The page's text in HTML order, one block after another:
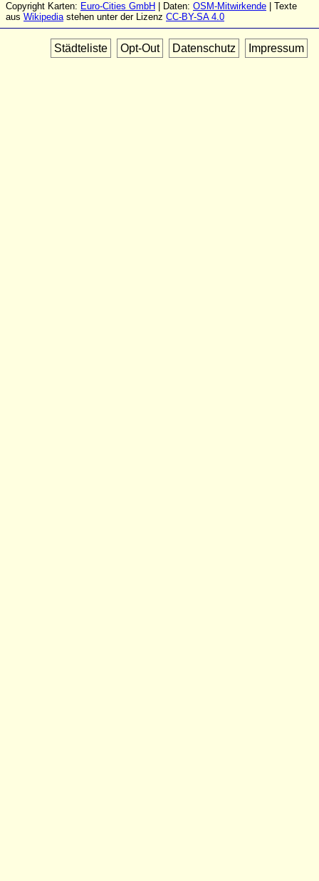
Copyright Karten: Euro-Cities GmbH | Daten: OSM-Mitwirkende | Texte
aus Wikipediastehen unter der Lizenz CC-BY-SA 4.0
Städteliste Opt-Out Datenschutz Impressum